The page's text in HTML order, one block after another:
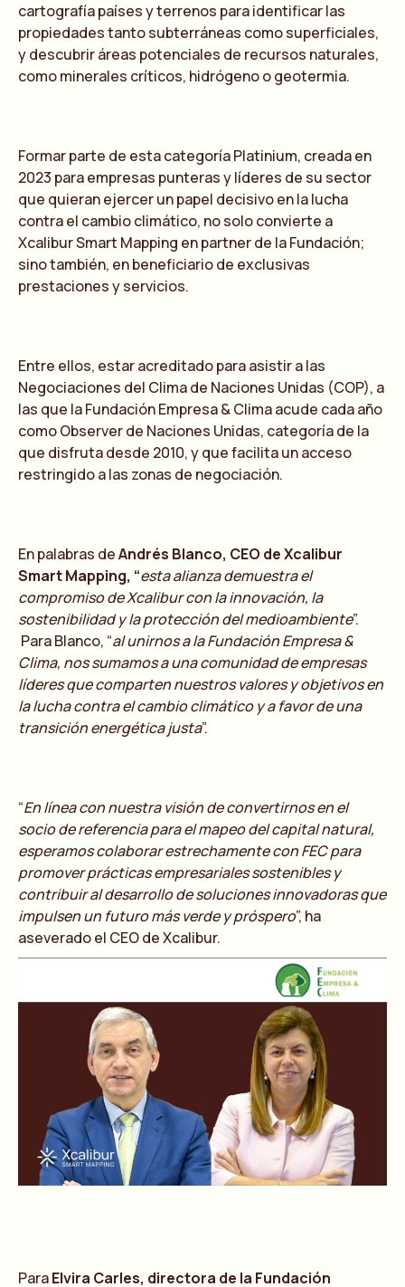
cartografía países y terrenos para identificar las
propiedades tanto subterráneas como superficiales,
y descubrir áreas potenciales de recursos naturales,
como minerales críticos, hidrógeno o geotermia.
Formar parte de esta categoría Platinium, creada en
2023 para empresas punteras y líderes de su sector
que quieran ejercer un papel decisivo en la lucha
contra el cambio climático, no solo convierte a
Xcalibur Smart Mapping en partner de la Fundación;
sino también, en beneficiario de exclusivas
prestaciones y servicios.
Entre ellos, estar acreditado para asistir a las
Negociaciones del Clima de Naciones Unidas (COP), a
las que la Fundación Empresa & Clima acude cada año
como Observer de Naciones Unidas, categoría de la
que disfruta desde 2010, y que facilita un acceso
restringido a las zonas de negociación.
En palabras deAndrés Blanco, CEO de Xcalibur
Smart Mapping, “esta alianza demuestra el
compromiso de Xcalibur con la innovación, la
sostenibilidad y la protección del medioambiente”.
Para Blanco, “al unirnos a la Fundación Empresa &
Clima, nos sumamos a una comunidad de empresas
líderes que comparten nuestros valores y objetivos en
la lucha contra el cambio climático y a favor de una
transición energética justa”.
“En línea con nuestra visión de convertirnos en el
socio de referencia para el mapeo del capital natural,
esperamos colaborar estrechamente con FEC para
promover prácticas empresariales sostenibles y
contribuir al desarrollo de soluciones innovadoras que
impulsen un futuro más verde y próspero”, ha
aseverado el CEO de Xcalibur.
ParaElvira Carles, directora de la Fundación